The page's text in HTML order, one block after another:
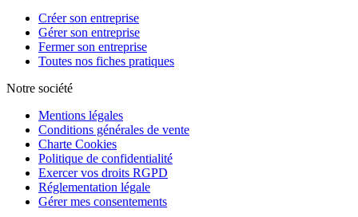
Créer son entreprise
Gérer son entreprise
Fermer son entreprise
Toutes nos fiches pratiques
Notre société
Mentions légales
Conditions générales de vente
Charte Cookies
Politique de confidentialité
Exercer vos droits RGPD
Réglementation légale
Gérer mes consentements